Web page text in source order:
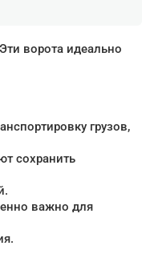
ворота идеально
грузов,
сохранить
важно для